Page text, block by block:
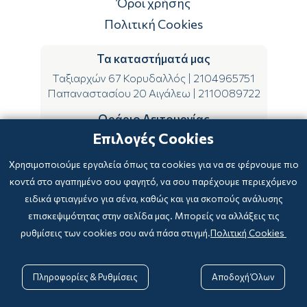
Πολιτική Cookies
Τα καταστήματά μας
Ταξιαρχών 67 Κορυδαλλός | 2104965751
Παπαναστασίου 20 Αιγάλεω | 2110089722
Ωράριο Λειτουργίας
ΔΕ-ΤΕ-ΣΑ 09:00-15:00
Επιλογές Cookies
Χρησιμοποιούμε εργαλεία όπως τα cookies για να σε φέρνουμε πιο
κοντά στο αγαπημένο σου φαγητό, να σου παρέχουμε περιεχόμενο
ειδικά φτιαγμένο για σένα, καθώς και για σκοπούς ανάλυσης
επισκεψιμότητας στην σελίδα μας. Μπορείς να αλλάξεις τις
ρυθμίσεις των cookies σου ανά πάσα στιγμή.Πολιτική Cookies
Πληροφορίες & Ρυθμίσεις Αποδοχή Όλων